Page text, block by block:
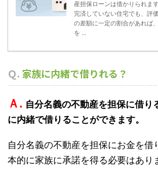
産担保ローンは借かりられま
完済していない住宅でも、評
の差額に一定の割合があれば
を ...
Ｑ. 家族に内緒で借りれる？
Ａ. 自分名義の不動産を担保に借り
に内緒で借りることができます。
自分名義の不動産を担保にお金を借
本的に家族に承諾を得る必要はあり